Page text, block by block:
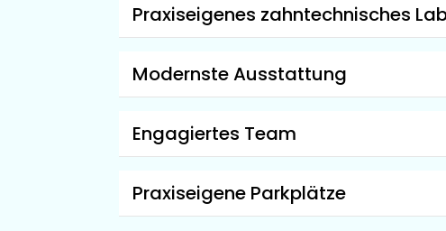
Praxiseigenes zahntechnisches
Modernste Ausstattung
Engagiertes Team
Praxiseigene Parkplätze